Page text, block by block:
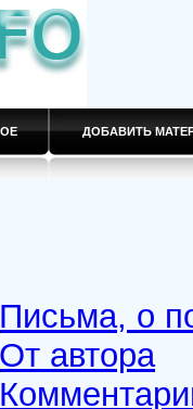
ДОБАВИТЬ
Письма, о
От автора